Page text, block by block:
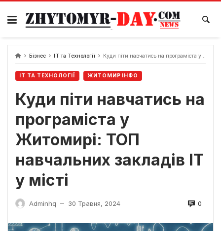
Skip
content
Бізнес ІТ та Технології Куди піти навчатись на програміста у Житомирі: ТОП навчальних закладів ІТ у місті
ІТ ТА ТЕХНОЛОГІЇ ЖИТОМИР ІНФО
Куди піти навчатись на
програміста у
Житомирі: ТОП
навчальних закладів ІТ
у місті
Adminhq — 30 Травня, 2024 0